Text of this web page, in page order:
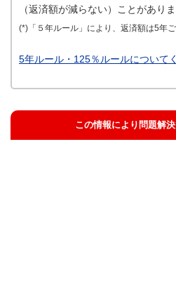
（返済額が減らない）ことがありま
(*)「５年ルール」により、返済額は5年ご
5年ルール・125％ルールについて
この情報により問題解